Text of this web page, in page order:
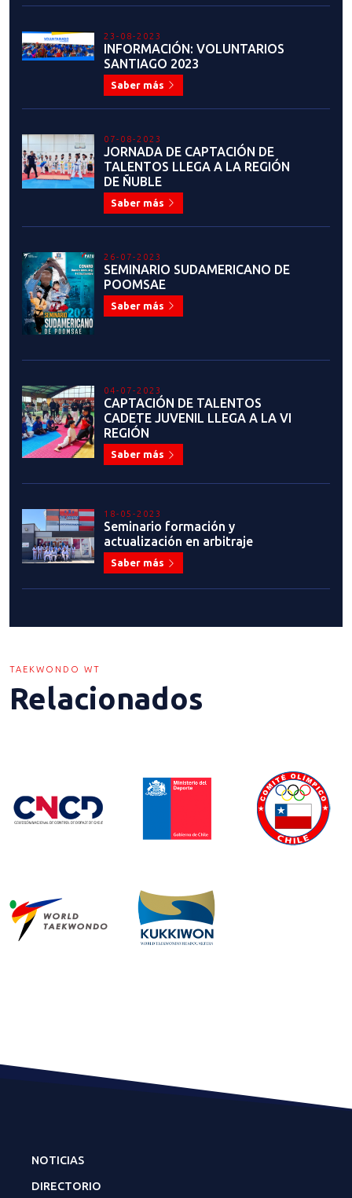
23-08-2023
INFORMACIÓN: VOLUNTARIOS
SANTIAGO 2023
Saber más
07-08-2023
JORNADA DE CAPTACIÓN DE
TALENTOS LLEGA A LA REGIÓN
DE ÑUBLE
Saber más
26-07-2023
SEMINARIO SUDAMERICANO DE
POOMSAE
Saber más
04-07-2023
CAPTACIÓN DE TALENTOS
CADETE JUVENIL LLEGA A LA VI
REGIÓN
Saber más
18-05-2023
Seminario formación y
actualización en arbitraje
Saber más
TAEKWONDO WT
Relacionados
NOTICIAS
DIRECTORIO